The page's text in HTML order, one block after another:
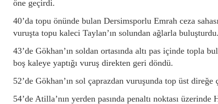
öne geçirdi.
40’da topu önünde bulan Dersimsporlu Emrah ceza sahası
vuruşta topu kaleci Taylan’ın solundan ağlarla
43’de Gökhan’ın soldan ortasında altı pas içinde topla
boş kaleye yaptığı vuruş direkten geri döndü.
52’de Gökhan’ın sol çaprazdan vuruşunda top üst
54’de Atilla’nın yerden pasında penaltı noktası üzerinde